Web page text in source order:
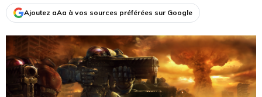
Ajoutez aAa à vos sources préférées sur Google